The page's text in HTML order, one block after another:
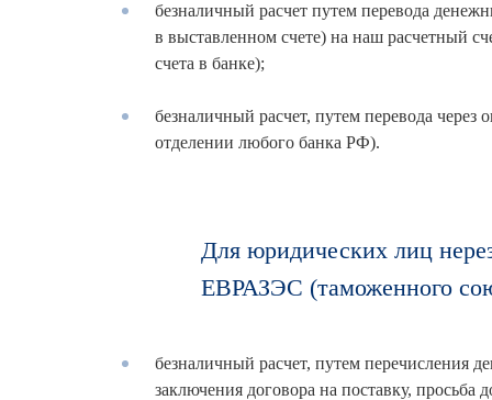
безналичный расчет путем перевода
в выставленном счете) на наш расчетный
счета в банке);
безналичный расчет, путем перевода
отделении любого банка РФ).
Для юридических лиц
ЕВРАЗЭС (таможенного
безналичный расчет, путем перечисления
заключения договора на поставку,